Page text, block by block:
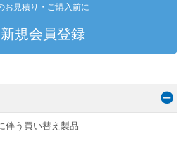
お見積り・ご購入前に
新規会員登録
伴う買い替え製品